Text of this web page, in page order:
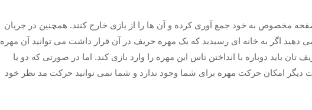
مخصوص به خود جمع آوری کرده و آن ها را از بازی خارج کنند. همچنین در جریان
دهید اگر به خانه ‌ای رسیدید که یک مهره حریف در آن قرار داشت می‌ توانید آن مهره
باید دوباره با انداختن تاس این مهره را وارد بازی کند. اما در صورتی که دو یا
دیگر امکان حرکت مهره برای شما وجود ندارد و شما نمی ‌توانید حرکت مد نظر خود